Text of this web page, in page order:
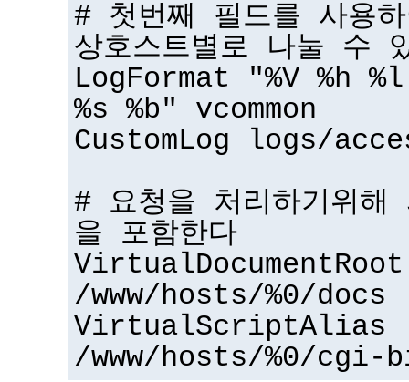
# 첫번째 필드를 사용
상호스트별로 나눌 수
LogFormat "%V %h
%s %b" vcommon
CustomLog logs/
# 요청을 처리하기위해
을 포함한다
VirtualDocumentRoot
/www/hosts/%0/docs
VirtualScriptAlias
/www/hosts/%0/cgi-